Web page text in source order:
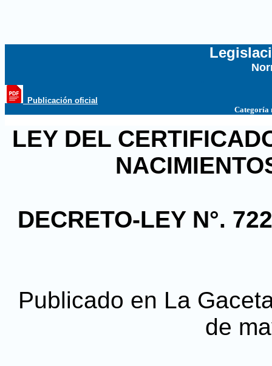
_Publicación oficial
LEY DEL
DECRETO-LEY N°.
Publicado en La
de